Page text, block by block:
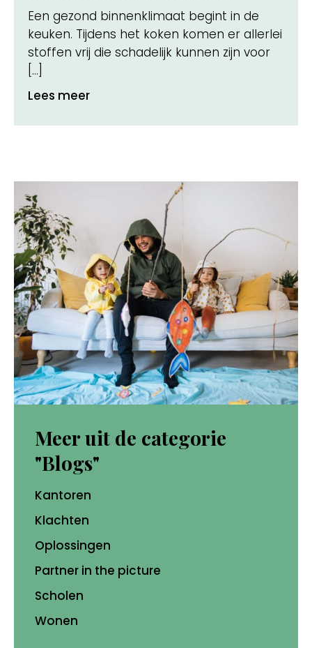
Een gezond binnenklimaat begint in de
keuken. Tijdens het koken komen er allerlei
stoffen vrij die schadelijk kunnen zijn voor
[…]
Lees meer
Meer uit de categorie
"Blogs"
Kantoren
Klachten
Oplossingen
Partner in the picture
Scholen
Wonen